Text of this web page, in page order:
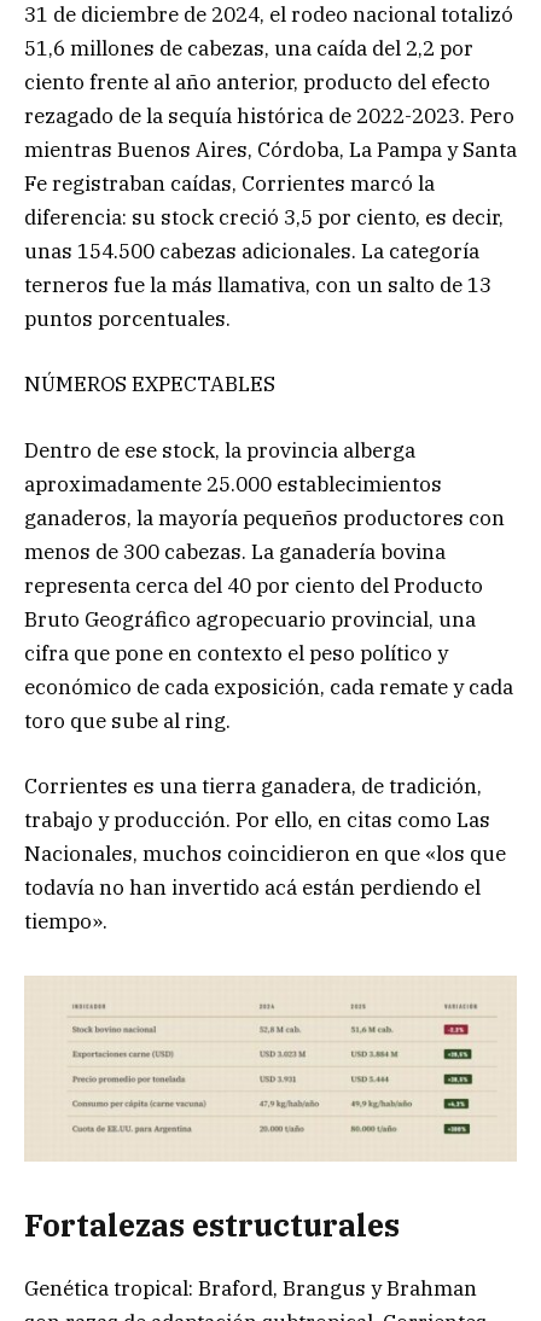
31 de diciembre de 2024, el rodeo nacional totalizó
51,6 millones de cabezas, una caída del 2,2 por
ciento frente al año anterior, producto del efecto
rezagado de la sequía histórica de 2022-2023. Pero
mientras Buenos Aires, Córdoba, La Pampa y Santa
Fe registraban caídas, Corrientes marcó la
diferencia: su stock creció 3,5 por ciento, es decir,
unas 154.500 cabezas adicionales. La categoría
terneros fue la más llamativa, con un salto de 13
puntos porcentuales.
NÚMEROS EXPECTABLES
Dentro de ese stock, la provincia alberga
aproximadamente 25.000 establecimientos
ganaderos, la mayoría pequeños productores con
menos de 300 cabezas. La ganadería bovina
representa cerca del 40 por ciento del Producto
Bruto Geográfico agropecuario provincial, una
cifra que pone en contexto el peso político y
económico de cada exposición, cada remate y cada
toro que sube al ring.
Corrientes es una tierra ganadera, de tradición,
trabajo y producción. Por ello, en citas como Las
Nacionales, muchos coincidieron en que «los que
todavía no han invertido acá están perdiendo el
tiempo».
Fortalezas estructurales
Genética tropical: Braford, Brangus y Brahman